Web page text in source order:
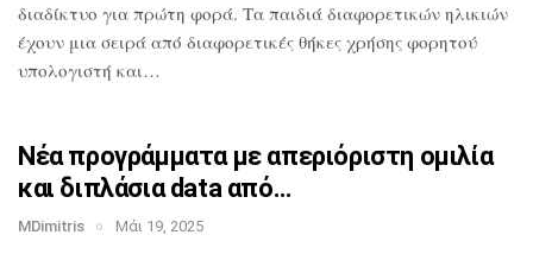
διαδίκτυο για πρώτη φορά. Τα παιδιά διαφορετικών ηλικιών
έχουν μια σειρά από διαφορετικές θήκες χρήσης φορητού
υπολογιστή και…
Νέα προγράμματα με απεριόριστη ομιλία
και διπλάσια data από…
MDimitris Μάι 19, 2025